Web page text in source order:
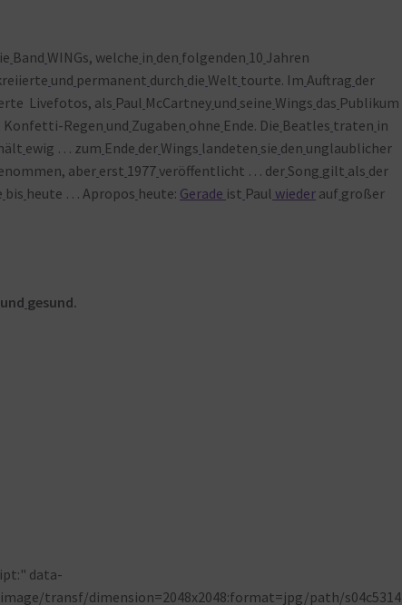
Band WINGs, welche in den folgenden 10 Jahren
und permanent durch die Welt tourte. Im Auftrag der
Livefotos, als Paul McCartney und seine Wings das Publikum
Konfetti-Regen und Zugaben ohne Ende. Die Beatles traten in
ewig … zum Ende der Wings landeten sie den unglaublicher
abererst 1977veröffentlicht … der Song gilt als der
bis heute … Apropos heute: Gerade ist Paul wieder auf großer
und gesund.
data-
transf/dimension=2048x2048:format=jpg/path/s04c5314